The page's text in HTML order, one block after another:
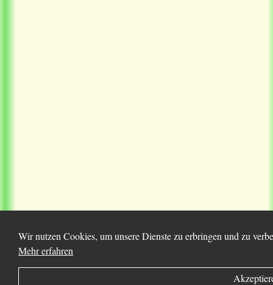
Wir nutzen Cookies, um unsere Dienste zu erbringen und zu
Mehr erfahren